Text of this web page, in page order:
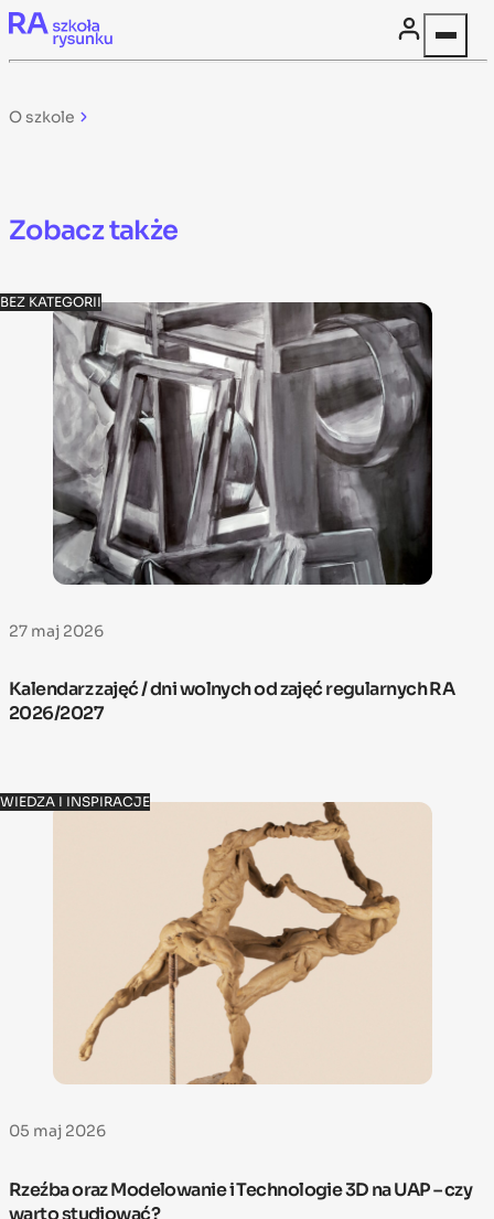
Skip to content
O szkole
Zobacz także
BEZ KATEGORII
27 maj 2026
Kalendarz zajęć / dni wolnych od zajęć regularnych RA
2026/2027
WIEDZA I INSPIRACJE
05 maj 2026
Rzeźba oraz Modelowanie i Technologie 3D na UAP – czy
warto studiować?